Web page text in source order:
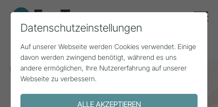
Home Themen
Smart Tourism
Umgang mit Unsicherheit, Mehrdeutigkeit und Risiko –
eine zentrale Zukunftskompetenz in der
Datenschutzeinstellungen
Auf unserer Webseite werden Cookies verwendet. Einige
davon werden zwingend benötigt, während es uns
andere ermöglichen, Ihre Nutzererfahrung auf unserer
Webseite zu verbessern.
ALLE AKZEPTIEREN